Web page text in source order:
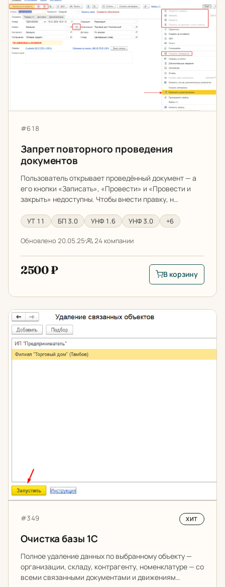
Запрет повторного проведения документов
Артикул:
#618
Запрет повторного проведения
документов
Пользователь открывает проведённый документ — а
его кнопки «Записать», «Провести» и «Провести и
закрыть» недоступны. Чтобы внести правку, н…
УТ 11 БП 3.0 УНФ 1.6 УНФ 3.0 +6
Обновлено 20.05.25 24 компании
2500 ₽
В корзину: Запрет
В корзину
Очистка базы 1С
Артикул:
#349 ХИТ
Очистка базы 1С
Полное удаление данных по выбранному объекту —
организации, складу, контрагенту, номенклатуре — со
всеми связанными документами и движениям…